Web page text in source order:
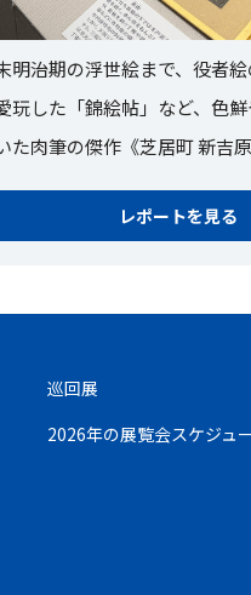
明治期の浮世絵まで、役者
玩した「錦絵帖」など、色
た肉筆の傑作《芝居町 新吉
レポートを見る
巡回展
2026年の展覧会スケジュ